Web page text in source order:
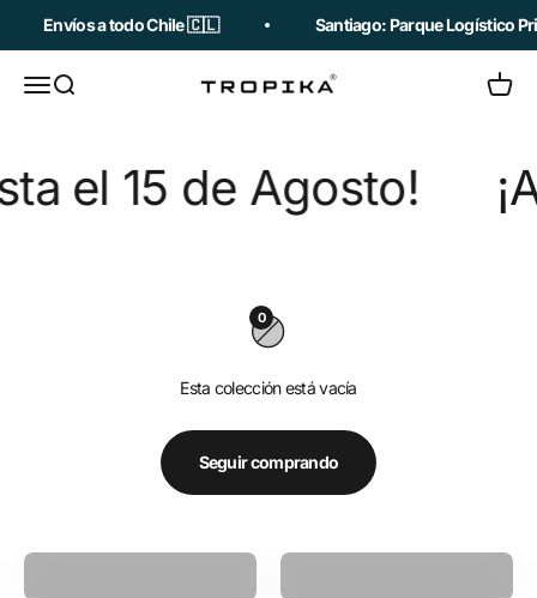
Envíos a todo Chile 🇨🇱 Santiago: Parque Logístico
Abrir menú de navegación
Abrir búsqueda Tropika Abrir
el 15 de Agosto!
0
Esta colección está vacía
Seguir comprando